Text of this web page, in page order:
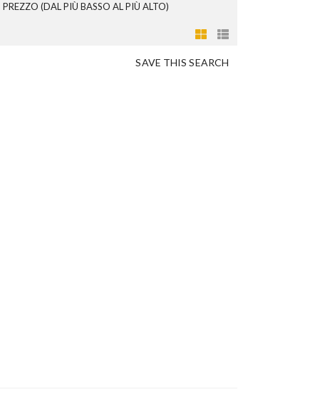
PREZZO (DAL PIÙ BASSO AL PIÙ ALTO)
SAVE THIS SEARCH